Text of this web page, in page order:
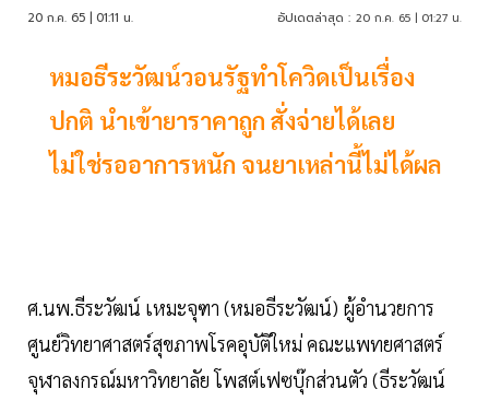
20 ก.ค. 65 | 01:11 น. อัปเดตล่าสุด : 20 ก.ค. 65 | 01:27 น.
หมอธีระวัฒน์วอนรัฐทำโควิดเป็นเรื่อง
ปกติ นำเข้ายาราคาถูก สั่งจ่ายได้เลย
ไม่ใช่รออาการหนัก จนยาเหล่านี้ไม่ได้ผล
ศ.นพ.ธีระวัฒน์ เหมะจุฑา (หมอธีระวัฒน์) ผู้อำนวยการ
ศูนย์วิทยาศาสตร์สุขภาพโรคอุบัติใหม่ คณะแพทยศาสตร์
จุฬาลงกรณ์มหาวิทยาลัย โพสต์เฟซบุ๊กส่วนตัว (ธีระวัฒน์